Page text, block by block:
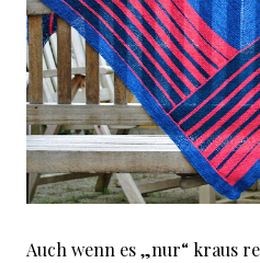
Auch wenn es „nur“ kraus